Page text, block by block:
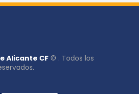
Alicante CF © . Todos los